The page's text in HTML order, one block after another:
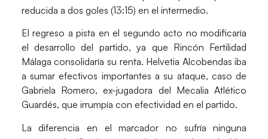
reducida a dos goles (13:15) en el intermedio.
El regreso a pista en el segundo acto no modificaría
el desarrollo del partido, ya que Rincón Fertilidad
Málaga consolidaría su renta. Helvetia Alcobendas iba
a sumar efectivos importantes a su ataque, caso de
Gabriela Romero, ex-jugadora del Mecalia Atlético
Guardés, que irrumpía con efectividad en el partido.
La diferencia en el marcador no sufría ninguna